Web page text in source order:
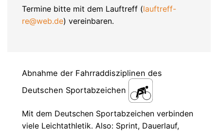
Termine bitte mit dem Lauftreff (lauftreff-
re@web.de) vereinbaren.
Abnahme der Fahrraddisziplinen des
Deutschen Sportabzeichen
Mit dem Deutschen Sportabzeichen verbinden
viele Leichtathletik. Also: Sprint, Dauerlauf,